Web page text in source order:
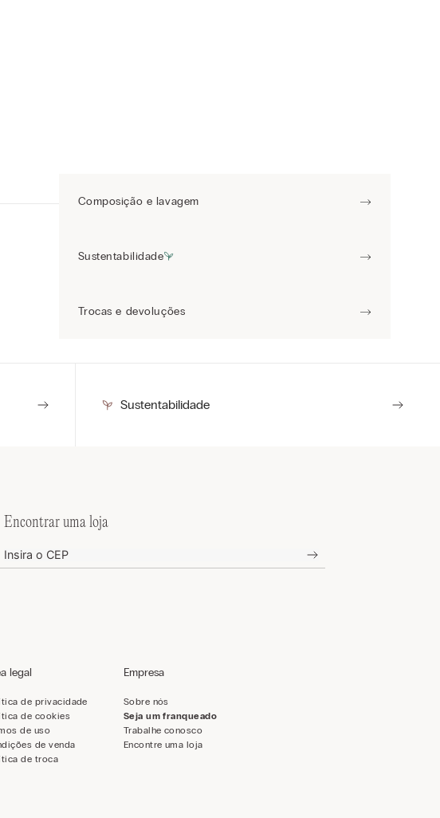
Composição e lavagem
Sustentabilidade
Trocas e devoluções
Sustentabilidade
Encontrar uma loja
legal
de privacidade
de cookies
de uso
de venda
de troca
Empresa
Sobre nós
Seja um franqueado
Trabalhe conosco
Encontre uma loja